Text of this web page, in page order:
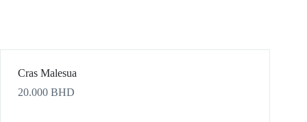
Cras Malesua
20.000 BHD